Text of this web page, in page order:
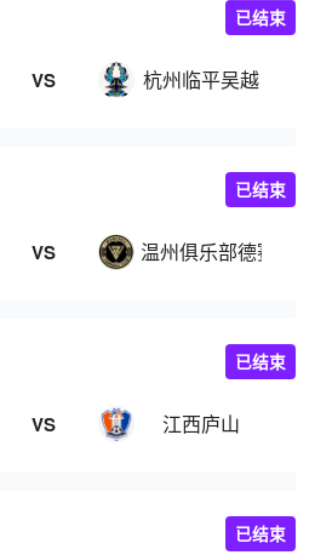
VS 杭州临平吴越
已结束
VS 温州俱乐部德赛
已结束
VS 江西庐山
已结束
已结束